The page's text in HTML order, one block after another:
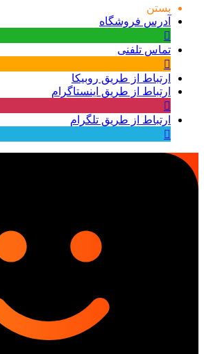
بستن
آدرس فروشگاه
تماس تلفنی
ارتباط از طریق روبیکا
ارتباط از طریق اینستاگرام
ارتباط از طریق تلگرام